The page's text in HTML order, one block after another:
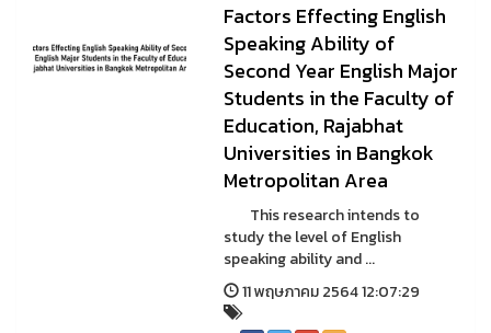
Factors Effecting English
Speaking Ability of
Second Year English Major
Students in the Faculty of
Education, Rajabhat
Universities in Bangkok
Metropolitan Area
This research intends to
study the level of English
speaking ability and ...
11 พฤษภาคม 2564 12:07:29